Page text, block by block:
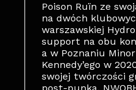
Poison Ruïn ze
na dwóch
warszawskiej
support na obu
a w Poznaniu
Kennedy’ego w
swojej twórczości